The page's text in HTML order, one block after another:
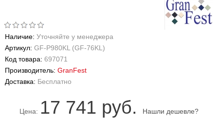
Наличие: Уточняйте у менеджера
Артикул: GF-P980KL (GF-76KL)
Код товара: 697071
Производитель: GranFest
Доставка: Бесплатно
Цена: 17 741 руб. Нашли дешевле?